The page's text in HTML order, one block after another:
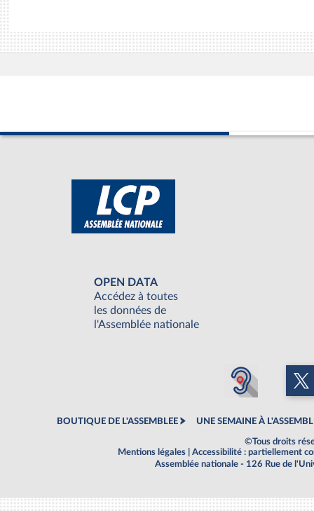
OPEN DATA
Accédez à toutes
les données de
l'Assemblée nationale
BOUTIQUE DE L'ASSEMBLEE UNE SEMAINE À
©Tous droits
Mentions légales
Accessibilité : partiellement
Assemblée nationale - 126 Rue de